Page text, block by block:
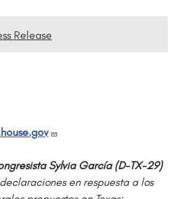
Release
Sylvia García (D-TX-29)
en respuesta a los